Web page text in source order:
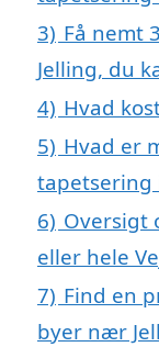
3) Få nemt
Jelling, du
4) Hvad
5) Hvad er
tapetsering
6) Oversigt
eller hele
7) Find en
byer nær